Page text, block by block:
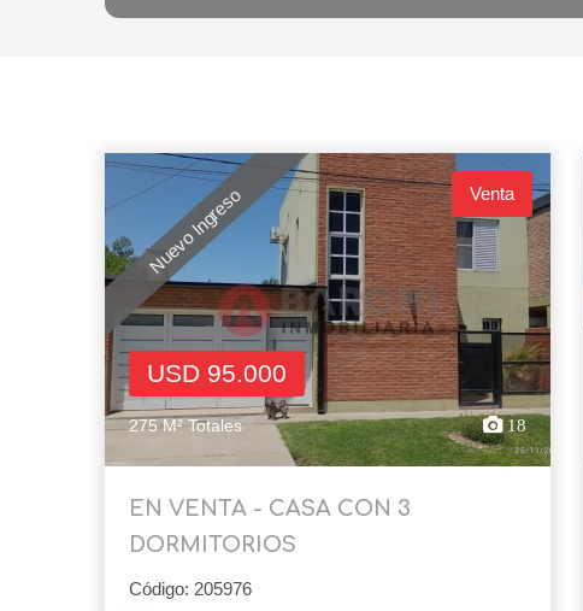
Nuevo Ingreso Venta
USD 95.000
275 M² Totales 18
EN VENTA - CASA CON 3
DORMITORIOS
Código: 205976